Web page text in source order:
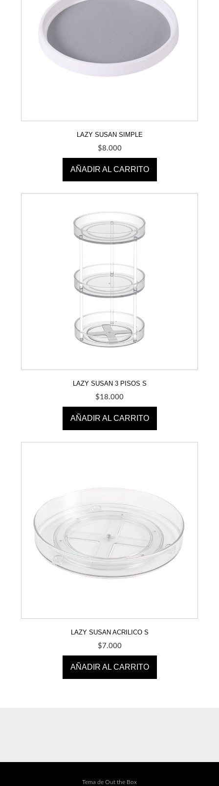
LAZY SUSAN SIMPLE
$8.000
AÑADIR AL CARRITO
LAZY SUSAN 3 PISOS S
$18.000
AÑADIR AL CARRITO
LAZY SUSAN ACRILICO S
$7.000
AÑADIR AL CARRITO
Tema de Out the Box